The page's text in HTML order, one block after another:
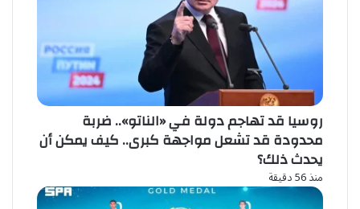
روسيا قد تهاجم دولة في «الناتو».. ضربة
محدودة قد تشعل مواجهة كبرى.. كيف يمكن أن
يحدث ذلك؟
منذ 56 دقيقة